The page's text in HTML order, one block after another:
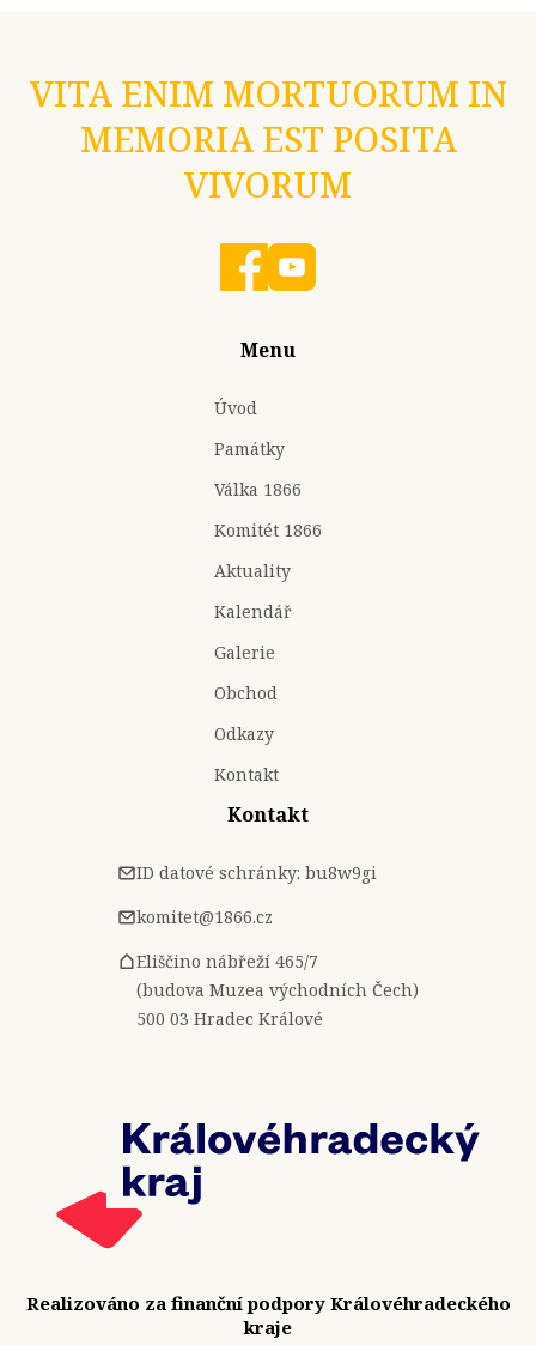
VITA ENIM MORTUORUM IN
MEMORIA EST POSITA
VIVORUM
Menu
Úvod
Památky
Válka 1866
Komitét 1866
Aktuality
Kalendář
Galerie
Obchod
Odkazy
Kontakt
Kontakt
ID datové schránky: bu8w9gi
komitet@1866.cz
Eliščino nábřeží 465/7
(budova Muzea východních Čech)
500 03 Hradec Králové
Realizováno za finanční podpory Královéhradeckého
kraje